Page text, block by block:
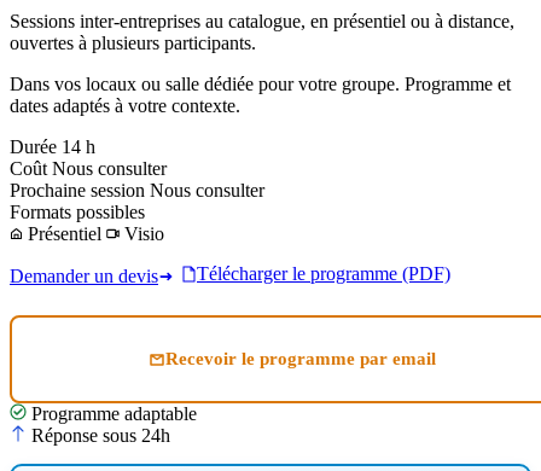
Sessions inter-entreprises au catalogue, en présentiel ou à distance,
ouvertes à plusieurs participants.
Dans vos locaux ou salle dédiée pour votre groupe. Programme et
dates adaptés à votre contexte.
Durée 14 h
Coût Nous consulter
Prochaine session Nous consulter
Formats possibles
Présentiel
Visio
Demander un devis Télécharger le programme (PDF)
Recevoir le programme par email
Programme adaptable
Réponse sous 24h